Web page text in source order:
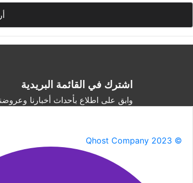
اشترك في القائمة البريدية
وابق على اطلاع بأحداث أخبارنا
Qhost Company 2023 ©